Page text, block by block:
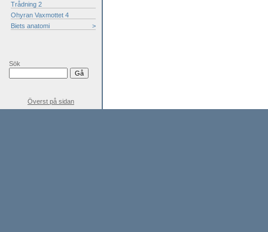
Trådning 2
Ohyran Vaxmottet 4
Biets anatomi
>
Sök
Överst på sidan